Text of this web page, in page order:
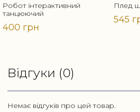
Робот інтерактивний
танцюючий
400 грн
Плед
545
Відгуки (0)
Немає відгуків про цей товар.